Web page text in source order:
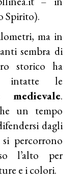
Spirito).
ma in
sembra di
storico ha
intatte le
medievale.
un tempo
dagli
percorrono
l’alto per
e i colori.